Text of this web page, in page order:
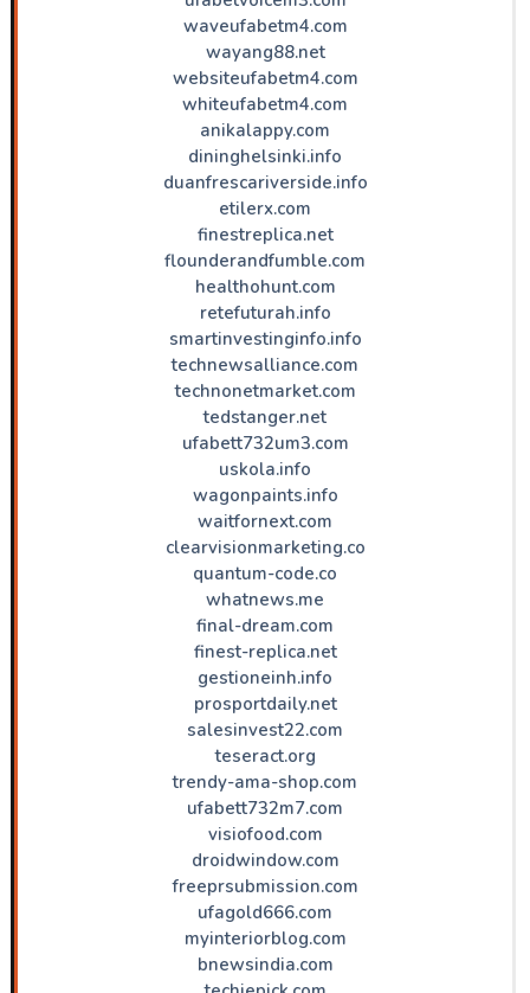
waveufabetm4.com
wayang88.net
websiteufabetm4.com
whiteufabetm4.com
anikalappy.com
dininghelsinki.info
duanfrescariverside.info
etilerx.com
finestreplica.net
flounderandfumble.com
healthohunt.com
retefuturah.info
smartinvestinginfo.info
technewsalliance.com
technonetmarket.com
tedstanger.net
ufabett732um3.com
uskola.info
wagonpaints.info
waitfornext.com
clearvisionmarketing.co
quantum-code.co
whatnews.me
final-dream.com
finest-replica.net
gestioneinh.info
prosportdaily.net
salesinvest22.com
teseract.org
trendy-ama-shop.com
ufabett732m7.com
visiofood.com
droidwindow.com
freeprsubmission.com
ufagold666.com
myinteriorblog.com
bnewsindia.com